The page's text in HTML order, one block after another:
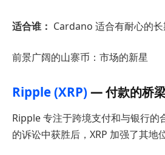
适合谁： Cardano 适合有耐心的长
前景广阔的山寨币：市场的新星
Ripple (XRP)— 付款的桥
Ripple 专注于跨境支付和与银行的
的诉讼中获胜后，XRP 加强了其地位